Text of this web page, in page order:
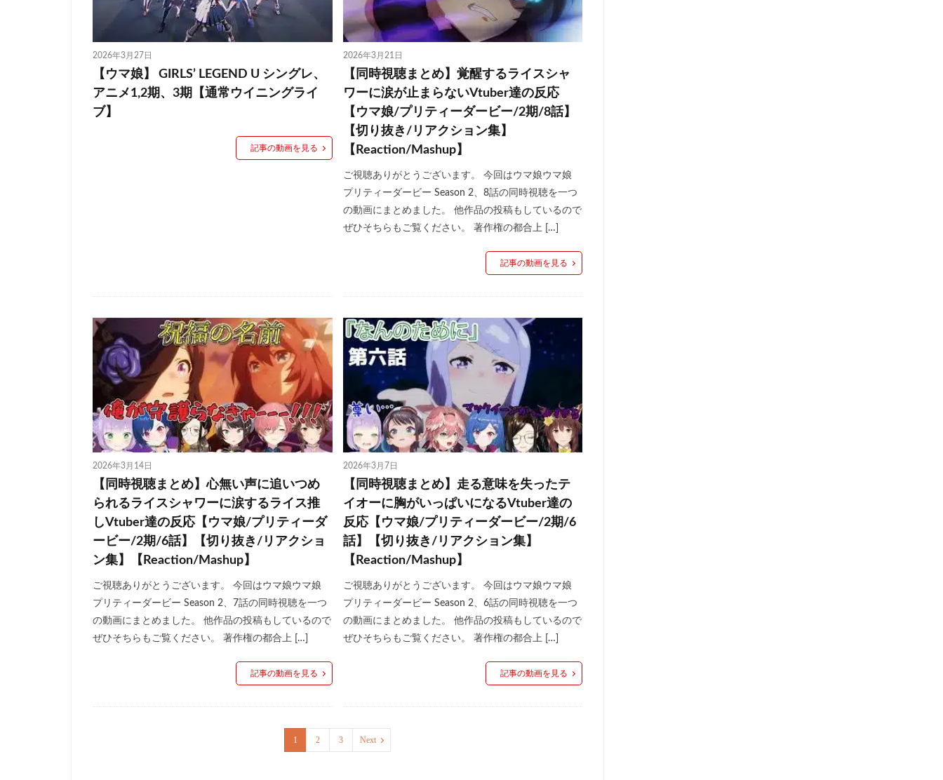
2026年3月27日
【ウマ娘】 GIRLS’ LEGEND U シングレ、
アニメ1,2期、3期【通常ウイニングライ
ブ】
記事の動画を見る
2026年3月21日
【同時視聴まとめ】覚醒するライスシャ
ワーに涙が止まらないVtuber達の反応
【ウマ娘/プリティーダービー/2期/8話】
【切り抜き/リアクション集】
【Reaction/Mashup】
ご視聴ありがとうございます。 今回はウマ娘ウマ娘
プリティーダービー Season 2、8話の同時視聴を一つ
の動画にまとめました。 他作品の投稿もしているので
ぜひそちらもご覧ください。 著作権の都合上 […]
記事の動画を見る
2026年3月14日
【同時視聴まとめ】心無い声に追いつめ
られるライスシャワーに涙するライス推
しVtuber達の反応【ウマ娘/プリティーダ
ービー/2期/6話】【切り抜き/リアクショ
ン集】【Reaction/Mashup】
ご視聴ありがとうございます。 今回はウマ娘ウマ娘
プリティーダービー Season 2、7話の同時視聴を一つ
の動画にまとめました。 他作品の投稿もしているので
ぜひそちらもご覧ください。 著作権の都合上 […]
記事の動画を見る
2026年3月7日
【同時視聴まとめ】走る意味を失ったテ
イオーに胸がいっぱいになるVtuber達の
反応【ウマ娘/プリティーダービー/2期/6
話】【切り抜き/リアクション集】
【Reaction/Mashup】
ご視聴ありがとうございます。 今回はウマ娘ウマ娘
プリティーダービー Season 2、6話の同時視聴を一つ
の動画にまとめました。 他作品の投稿もしているので
ぜひそちらもご覧ください。 著作権の都合上 […]
記事の動画を見る
1 2 3 Next